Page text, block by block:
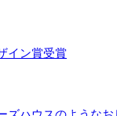
イン賞受賞